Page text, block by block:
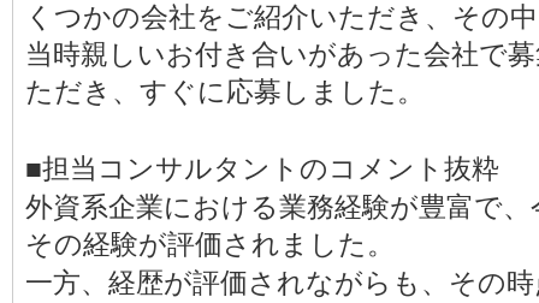
くつかの会社をご紹介いただき、その
当時親しいお付き合いがあった会社で
ただき、すぐに応募しました。
■担当コンサルタントのコメント抜粋
外資系企業における業務経験が豊富で
その経験が評価されました。
一方、経歴が評価されながらも、その